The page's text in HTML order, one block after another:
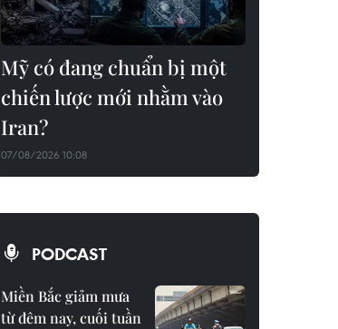
Mỹ có đang chuẩn bị một
chiến lược mới nhằm vào
Iran?
07/08/2026 10:08
PODCAST
Miền Bắc giảm mưa
từ đêm nay, cuối tuần